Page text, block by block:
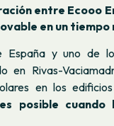
entre Ecooo
en un tiempo
y uno de
en Rivas-
en los
posible